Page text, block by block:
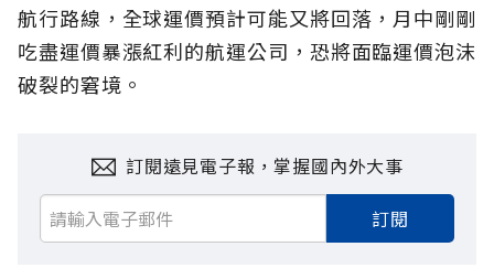
航行路線，全球運價預計可能又將回落，月中剛剛
吃盡運價暴漲紅利的航運公司，恐將面臨運價泡沫
破裂的窘境。
訂閱遠見電子報，掌握國內外大事
訂閱